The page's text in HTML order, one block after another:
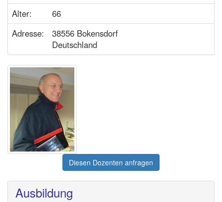
Alter:
66
Adresse:
38556 Bokensdorf
Deutschland
Diesen Dozenten anfragen
Ausbildung